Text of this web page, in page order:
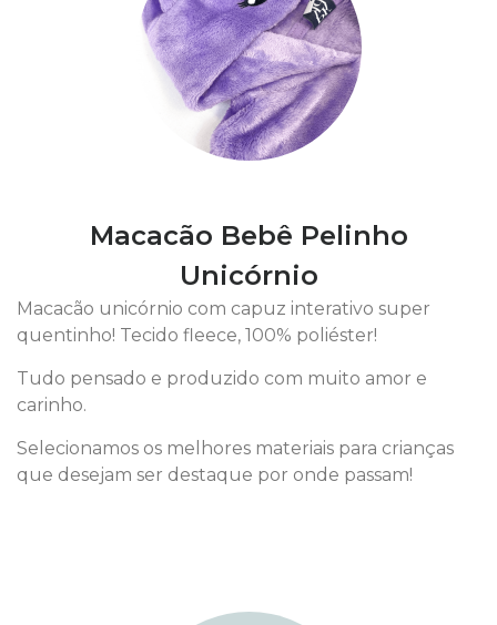
Macacão Bebê Pelinho
Unicórnio
Macacão unicórnio com capuz interativo super
quentinho! Tecido fleece, 100% poliéster!
Tudo pensado e produzido com muito amor e
carinho.
Selecionamos os melhores materiais para crianças
que desejam ser destaque por onde passam!